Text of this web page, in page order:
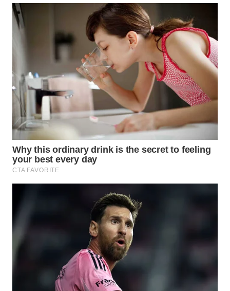
Wahana
Media
NEWS
WAHANA
TANI
WAHANA
ADVOKAT